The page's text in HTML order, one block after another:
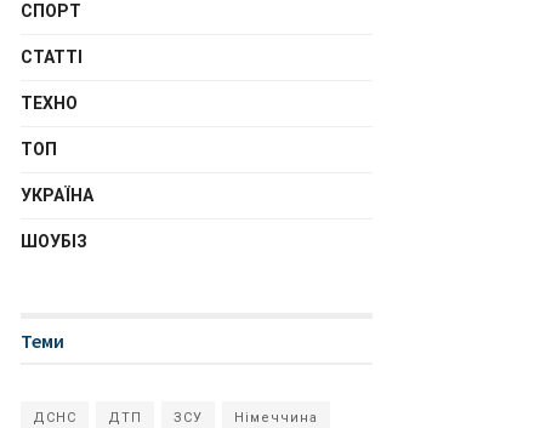
СПОРТ
СТАТТІ
ТЕХНО
ТОП
УКРАЇНА
ШОУБІЗ
Теми
ДСНС ДТП ЗСУ Німеччина